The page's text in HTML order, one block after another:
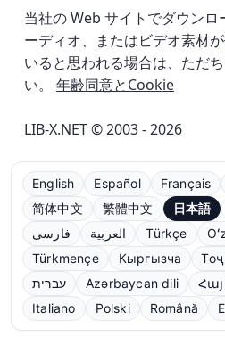
当社の Web サイトでダウン
ーディオ、またはビデオ素材
いると思われる場合は、ただ
い。 年齢同意とCookie
LIB-X.NET © 2003 - 2026
English Español Français
简体中文
繁體中文 日本語
فارسی
العربية Türkçe
Türkmençe
Кыргызча
עברית
Azərbaycan dili
Italiano
Polski Română